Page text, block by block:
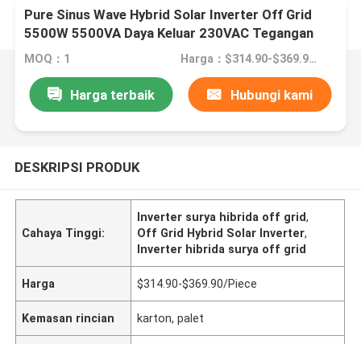
Pure Sinus Wave Hybrid Solar Inverter Off Grid
5500W 5500VA Daya Keluar 230VAC Tegangan
Masuk
MOQ：1 Harga：$314.90-$369.90/Piece
Harga terbaik Hubungi kami
DESKRIPSI PRODUK
Cahaya Tinggi:
Inverter surya hibrida off grid,
Off Grid Hybrid Solar Inverter,
Inverter hibrida surya off grid
Harga $314.90-$369.90/Piece
Kemasan rincian karton, palet